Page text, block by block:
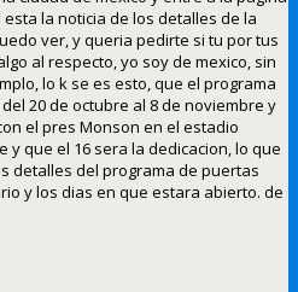
la noticia de los detalles de la
ver, y queria pedirte si tu por tus
al respecto, yo soy de mexico, sin
lo k se es esto, que el programa
20 de octubre al 8 de noviembre y
el pres Monson en el estadio
y que el 16 sera la dedicacion, lo que
detalles del programa de puertas
y los dias en que estara abierto. de